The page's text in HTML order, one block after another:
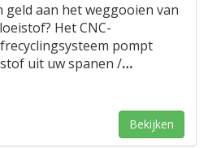
geld aan het weggooien van
Het CNC-
pompt
uit uw spanen /…
Bekijken